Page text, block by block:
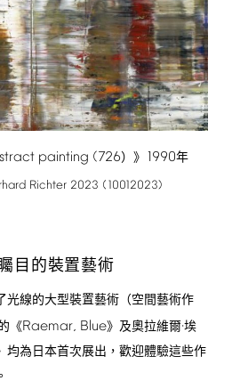
painting (726）》 1990年
Richter 2023 (10012023)
目的裝置藝術
光線的大型裝置藝術（空間藝術作
《Raemar, Blue》及奧拉維爾·埃
均為日本首次展出，歡迎體驗這些作